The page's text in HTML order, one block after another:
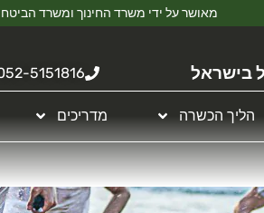
מאושר על ידי משרד החינוך ומשרד
בישראל 5151816
הליך הכשרה מדריכים